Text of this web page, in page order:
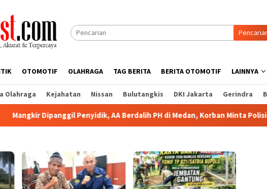
OTOMOTIF OLAHRAGA TAG BERITA BERITA OTOMOTIF LAINNYA
Olahraga Kejahatan Nissan Bulutangkis DKI Jakarta Gerindra
Penyidik, AA Berdalih PH di Medan, Korban Minta Polisi Bertindak Tegas